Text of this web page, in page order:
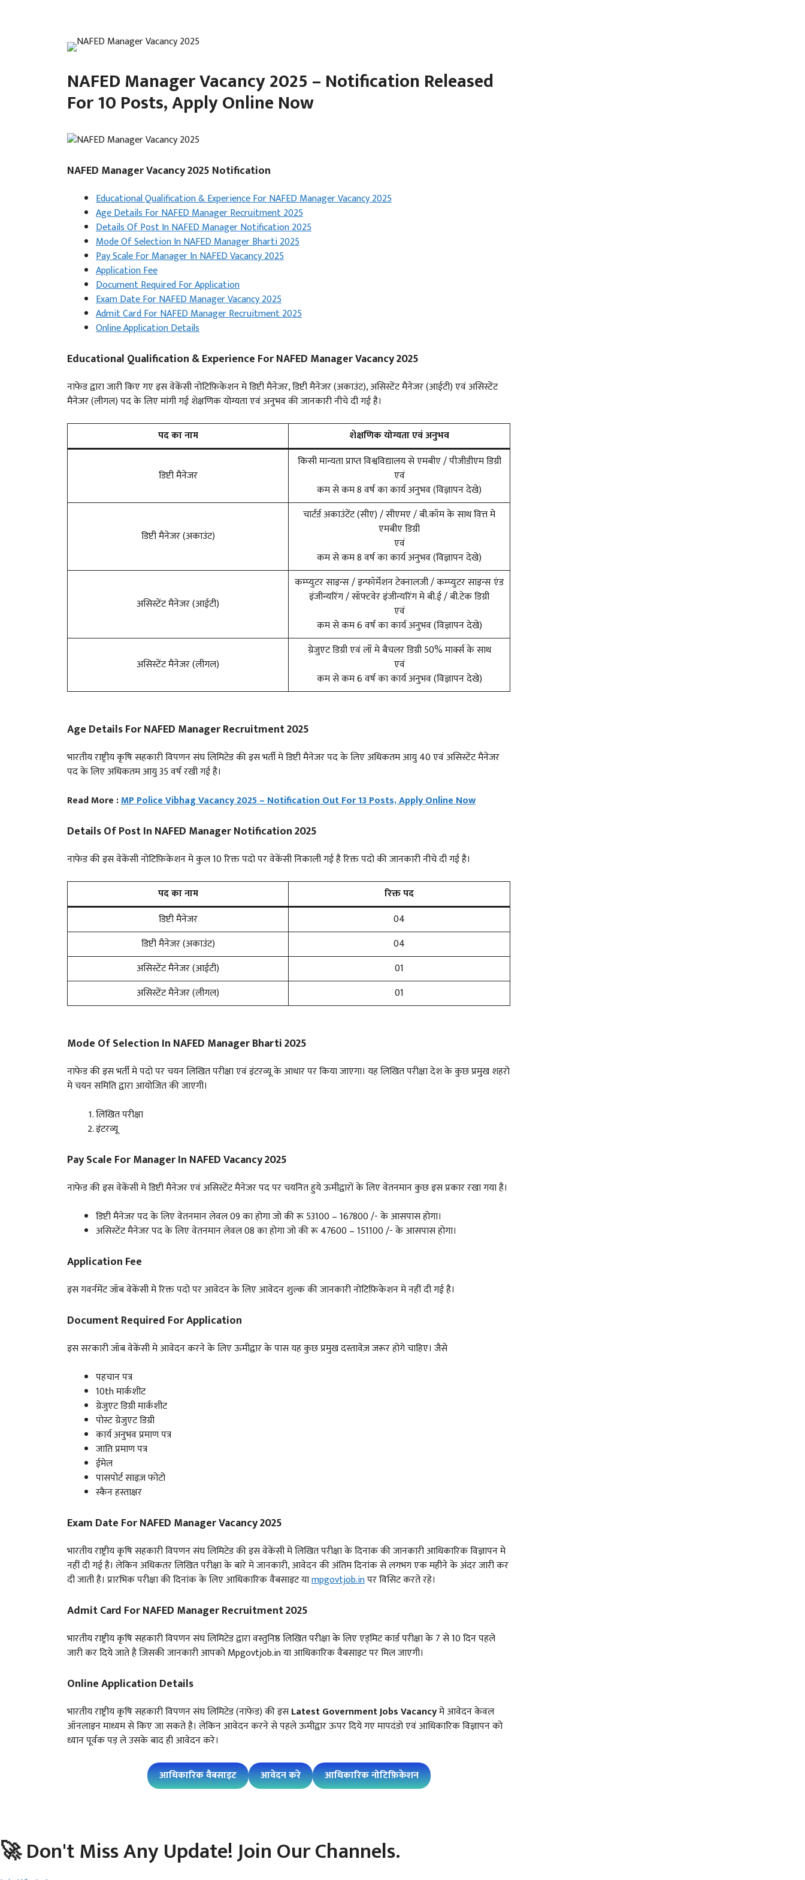
NAFED Manager Vacancy 2025 – Notification Released
For 10 Posts, Apply Online Now
NAFED Manager Vacancy 2025 Notification
Educational Qualification & Experience For NAFED Manager Vacancy 2025
Age Details For NAFED Manager Recruitment 2025
Details Of Post In NAFED Manager Notification 2025
Mode Of Selection In NAFED Manager Bharti 2025
Pay Scale For Manager In NAFED Vacancy 2025
Application Fee
Document Required For Application
Exam Date For NAFED Manager Vacancy 2025
Admit Card For NAFED Manager Recruitment 2025
Online Application Details
Educational Qualification & Experience For NAFED Manager Vacancy 2025
नाफेड द्वारा जारी किए गए इस वेकेंसी नोटिफ़िकेशन मे डिप्टी मैनेजर, डिप्टी मैनेजर (अकाउंट), असिस्टेंट मैनेजर (आईटी) एवं असिस्टेंट
मैनेजर (लीगल) पद के लिए मांगी गई शेक्षणिक योग्यता एवं अनुभव की जानकारी नीचे दी गई है।
पद का नाम शेक्षणिक योग्यता एवं अनुभव
डिप्टी मैनेजर
किसी मान्यता प्राप्त विश्वविद्यालय से एमबीए / पीजीडीएम डिग्री
एवं
कम से कम 8 वर्ष का कार्य अनुभव (विज्ञापन देखे)
डिप्टी मैनेजर (अकाउंट)
चार्टर्ड अकाउंटेंट (सीए) / सीएमए / बी.कॉम के साथ वित्त मे
एमबीए डिग्री
एवं
कम से कम 8 वर्ष का कार्य अनुभव (विज्ञापन देखे)
असिस्टेंट मैनेजर (आईटी)
कम्प्युटर साइन्स / इन्फॉर्मेशन टेक्नालजी / कम्प्युटर साइन्स एंड
इंजीन्यरिंग / सॉफ्टवेर इंजीन्यरिंग मे बी.ई / बी.टेक डिग्री
एवं
कम से कम 6 वर्ष का कार्य अनुभव (विज्ञापन देखे)
असिस्टेंट मैनेजर (लीगल)
ग्रेजुएट डिग्री एवं लॉं मे बैचलर डिग्री 50% मार्क्स के साथ
एवं
कम से कम 6 वर्ष का कार्य अनुभव (विज्ञापन देखे)
Age Details ForNAFED Manager Recruitment 2025
भारतीय राष्ट्रीय कृषि सहकारी विपणन संघ लिमिटेड की इस भर्ती मे डिप्टी मैनेजर पद के लिए अधिकतम आयु 40 एवं असिस्टेंट मैनेजर
पद के लिए अधिकतम आयु 35 वर्ष रखी गई है।
Read More :MP Police Vibhag Vacancy 2025 – Notification Out For 13 Posts, Apply Online Now
Details Of Post In NAFED Manager Notification 2025
नाफेड की इस वेकेंसी नोटिफ़िकेशन मे कुल 10 रिक्त पदो पर वेकेंसी निकाली गई है रिक्त पदो की जानकारी नीचे दी गई है।
पद का नाम
रिक्त पद
डिप्टी मैनेजर
04
डिप्टी मैनेजर (अकाउंट)
04
असिस्टेंट मैनेजर (आईटी)
01
असिस्टेंट मैनेजर (लीगल)
01
Mode Of Selection In NAFED Manager Bharti 2025
नाफेड की इस भर्ती मे पदो पर चयन लिखित परीक्षा एवं इंटरव्यू के आधार पर किया जाएगा। यह लिखित परीक्षा देश के कुछ प्रमुख शहरो
मे चयन समिति द्वारा आयोजित की जाएगी।
लिखित परीक्षा
इंटरव्यू
Pay Scale For Manager In NAFED Vacancy 2025
नाफेड की इस वेकेंसी मे डिप्टी मैनेजर एवं असिस्टेंट मैनेजर पद पर चयनित हुये ऊमीद्वारों के लिए वेतनमान कुछ इस प्रकार रखा गया है।
डिप्टी मैनेजर पद के लिए वेतनमान लेवल 09 का होगा जो की रू 53100 – 167800 /- के आसपास होगा।
असिस्टेंट मैनेजर पद के लिए वेतनमान लेवल 08 का होगा जो की रू 47600 – 151100 /- के आसपास होगा।
Application Fee
इस गवर्नमेंट जॉब वेकेंसी मे रिक्त पदो पर आवेदन के लिए आवेदन शुल्क की जानकारी नोटिफ़िकेशन मे नहीं दी गई है।
Document Required For Application
इस सरकारी जॉब वेकेंसी मे आवेदन करने के लिए ऊमीद्वार के पास यह कुछ प्रमुख दस्तावेज़ जरूर होगे चाहिए। जैसे
पहचान पत्र
10th मार्कशीट
ग्रेजुएट डिग्री मार्कशीट
पोस्ट ग्रेजुएट डिग्री
कार्य अनुभव प्रमाण पत्र
जाति प्रमाण पत्र
ईमेल
पासपोर्ट साइज़ फोटो
स्कैन हस्ताक्षर
Exam Date For NAFED Manager Vacancy 2025
भारतीय राष्ट्रीय कृषि सहकारी विपणन संघ लिमिटेड की इस वेकेंसी मे लिखित परीक्षा के दिनाक की जानकारी आधिकारिक विज्ञापन मे
नहीं दी गई है। लेकिन अधिकतर लिखित परीक्षा के बारे मे जानकारी, आवेदन की अंतिम दिनांक से लगभग एक महीने के अंदर जारी कर
दी जाती है। प्रारभिक परीक्षा की दिनांक के लिए आधिकारिक वैबसाइट याmpgovtjob.inपर विसिट करते रहे।
Admit Card For NAFED Manager Recruitment 2025
भारतीय राष्ट्रीय कृषि सहकारी विपणन संघ लिमिटेड द्वारा वस्तुनिष्ठ लिखित परीक्षा के लिए एड्मिट कार्ड परीक्षा के 7 से 10 दिन पहले
जारी कर दिये जाते है जिसकी जानकारी आपको Mpgovtjob.in या आधिकारिक वैबसाइट पर मिल जाएगी।
Online Application Details
भारतीय राष्ट्रीय कृषि सहकारी विपणन संघ लिमिटेड (नाफेड) की इसLatest Government JobsVacancyमे आवेदन केवल
ऑनलाइन माध्यम से किए जा सकते है। लेकिन आवेदन करने से पहले ऊमीद्वार ऊपर दिये गए मापदंडो एवं आधिकारिक विज्ञापन को
ध्यान पूर्वक पड़ ले उसके बाद ही आवेदन करे।
आधिकारिक वैबसाइट आवेदन करे आधिकारिक नोटिफ़िकेशन
🚀 Don't Miss Any Update! Join Our Channels.